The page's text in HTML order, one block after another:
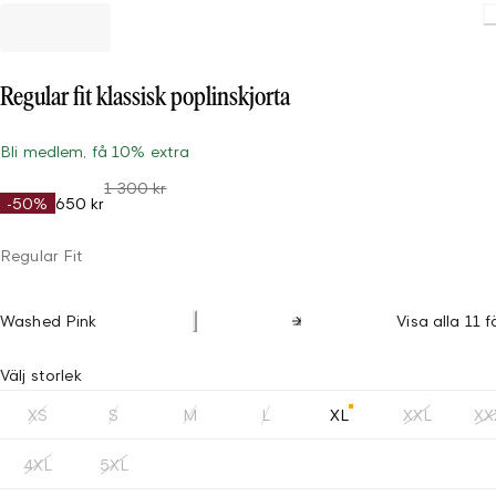
Regular fit klassisk poplinskjorta
Bli medlem, få 10% extra
-50% 650 kr
1 300 kr
Regular Fit
Washed Pink Visa alla 11
Välj storlek
XS S M L XL XXL
4XL 5XL